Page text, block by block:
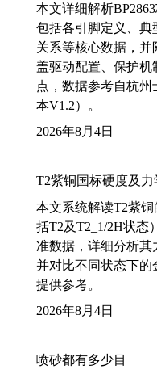
本文详细解析
包括各引脚定义、典
关系等核心数据，
盖驱动配置、保护机
点，数据参考自杭
本V1.2）。
2026年8月4日
T2紫铜国标硬度及
本文系统解读T2紫
括T2及T2_1/2H状态
准数据，详细分析其
并对比不同状态下的
提供参考。
2026年8月4日
喷砂都有多少目